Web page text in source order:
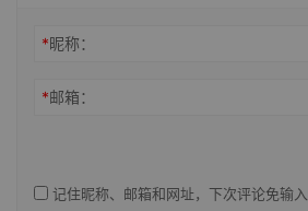
*昵称：
*邮箱：
记住昵称、邮箱和网址，下次评论免输入